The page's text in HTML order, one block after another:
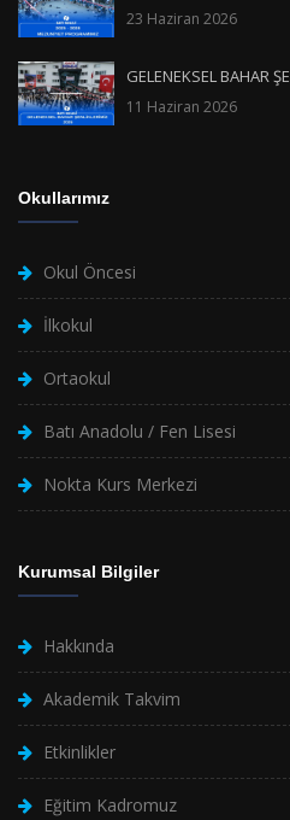
23 Haziran 2026
GELENEKSEL BAHAR
11 Haziran 2026
Okullarımız
Okul Öncesi
İlkokul
Ortaokul
Batı Anadolu / Fen Lisesi
Nokta Kurs Merkezi
Kurumsal Bilgiler
Hakkında
Akademik Takvim
Etkinlikler
Eğitim Kadromuz